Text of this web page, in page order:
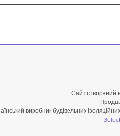
Сайт створений